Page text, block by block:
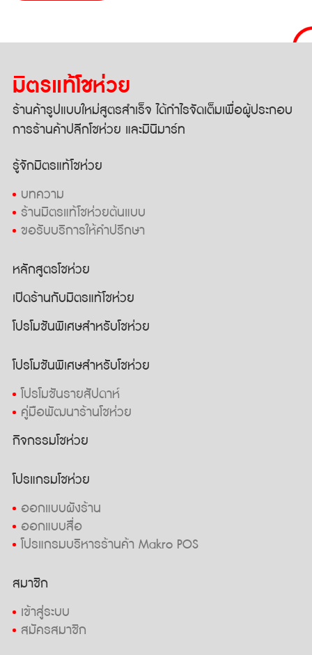
มิตรแท้โชห่วย
ร้านค้ารูปแบบใหม่สูตรสำเร็จ ได้กำไรจัดเต็มเพื่อผู้ประกอบ
การร้านค้าปลีกโชห่วย และมินิมาร์ท
รู้จักมิตรแท้โชห่วย
บทความ
ร้านมิตรแท้โชห่วยต้นแบบ
ขอรับบริการให้คำปรึกษา
หลักสูตรโชห่วย
เปิดร้านกับมิตรแท้โชห่วย
โปรโมชันพิเศษสำหรับโชห่วย
โปรโมชันพิเศษสำหรับโชห่วย
โปรโมชันรายสัปดาห์
คู่มือพัฒนาร้านโชห่วย
กิจกรรมโชห่วย
โปรแกรมโชห่วย
ออกแบบผังร้าน
ออกแบบสื่อ
โปรแกรมบริหารร้านค้า Makro POS
สมาชิก
เข้าสู่ระบบ
สมัครสมาชิก